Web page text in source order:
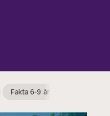
Fakta 6-9 år